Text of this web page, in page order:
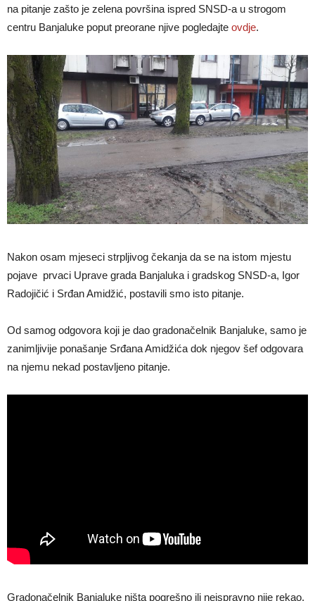
na pitanje zašto je zelena površina ispred SNSD-a u strogom
centru Banjaluke poput preorane njive pogledajte ovdje.
Nakon osam mjeseci strpljivog čekanja da se na istom mjestu
pojave prvaci Uprave grada Banjaluka i gradskog SNSD-a, Igor
Radojičić i Srđan Amidžić, postavili smo isto pitanje.
Od samog odgovora koji je dao gradonačelnik Banjaluke, samo je
zanimljivije ponašanje Srđana Amidžića dok njegov šef odgovara
na njemu nekad postavljeno pitanje.
Gradonačelnik Banjaluke ništa pogrešno ili neispravno nije rekao.